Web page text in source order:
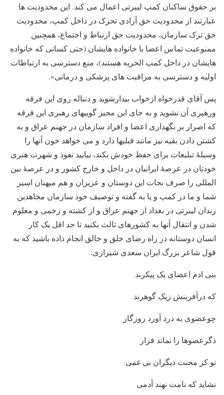
بر حقوق ساکنان کمپ لیبرتی اعمال می کند. این محدودیت ها
عبارتند از محدودیت حق آزادی تحرک در داخل کمپ، محدودیت
حق ترک سازمان، محدودیت حق ارتباط و اجتماع، همچنین
ممنوعیت تماس اعضا با خانواده هایشان (حتی کسانی که خانواده
هایشان در داخل کمپ الحریه هستند)، منع دسترسی به ارتباطات
اولیه و دسترسی به مراقبت های پزشکی و درمانی».
پس آقای قدرخواه ازخواب بیدارشوید و دنباله روی این فرقه
ورهبری آن نشوید و به جای این مجیز گوییهای رهبری این فرقه
که اصرار بر نگهداری اعضا و افراد سازمان در جهنم عراق و به
کشتن دادن بقیه نیز مانند قبلیها دارد و می خواهد خون آنها را
وسیلۀ تبلیغات برای حفظ خودش بکند، بیایید نفوذ و شهرت هنری
خودتان در عرصۀ ایرانیان در داخل و خارج کشور و در عرصۀ بین
المللی را صرف نجات این دوستان و عزیزان و هم میهنان اسیر
شما و ما در کمپ و یا به گفته و توصیف خود سازمان مجاهدین
زندان لیبرتی در بغداد از جهنم عراق و از کشته و زخمی و معلوم
شدن و انتقال آنها به کشورهای ثالث بکنید تا حد اقل یک کار
انسان دوستانه در راه رضای خلق و خالق انجام داده باشید که به
قول شاعر بزرگ ایران سعدی شیرازی:
بنی ادم اعضای یک پیکرند
که درآفرینش زیک گوهرند
چوعضوی به درد آورد روزگار
دگرعضوها را نماند قرار
تو کز محنت دیگران بی غمی
نشاید که نامت نهند آدمی